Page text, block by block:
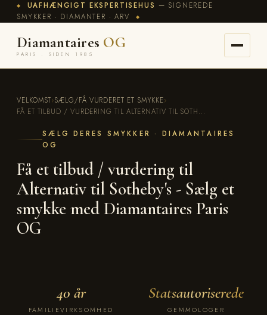
◆ UAFHÆNGIGT EKSPERTISEHUS — SIGNEREDE
SMYKKER · DIAMANTER · ARV
◆
Diamantaires OG
PARIS · SIDEN 1985
VELKOMST›SÆLG/FÅ VURDERET ET SMYKKE›
FÅ ET TILBUD / VURDERING TIL ALTERNATIV TIL SOTH...
SÆLG DERES SMYKKER · DIAMANTAIRES
OG
Få et tilbud / vurdering til
Alternativ til Sotheby's - Sælg et
smykke med Diamantaires Paris
OG
40 år
FAMILIEVIRKSOMHED
Statsautoriserede
GEMMOLOGER